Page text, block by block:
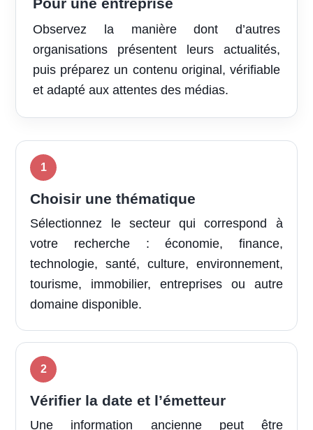
Observez la manière dont d’autres
organisations présentent leurs actualités,
puis préparez un contenu original, vérifiable
et adapté aux attentes des médias.
Choisir une thématique
Sélectionnez le secteur qui correspond à
votre recherche : économie, finance,
technologie, santé, culture, environnement,
tourisme, immobilier, entreprises ou autre
domaine disponible.
Vérifier la date et l’émetteur
Une information ancienne peut être